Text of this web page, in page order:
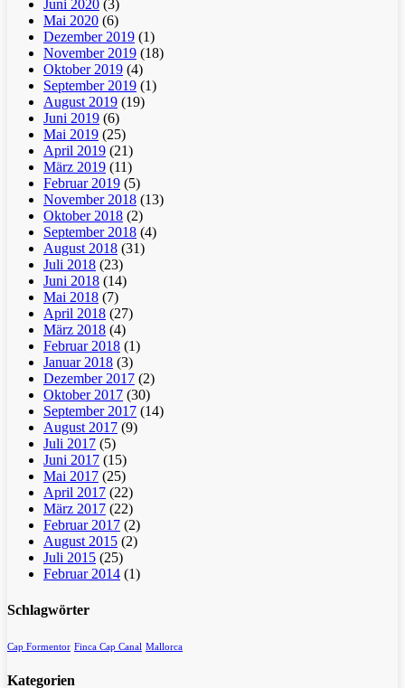
Juni 2020 (3)
Mai 2020 (6)
Dezember 2019 (1)
November 2019 (18)
Oktober 2019 (4)
September 2019 (1)
August 2019 (19)
Juni 2019 (6)
Mai 2019 (25)
April 2019 (21)
März 2019 (11)
Februar 2019 (5)
November 2018 (13)
Oktober 2018 (2)
September 2018 (4)
August 2018 (31)
Juli 2018 (23)
Juni 2018 (14)
Mai 2018 (7)
April 2018 (27)
März 2018 (4)
Februar 2018 (1)
Januar 2018 (3)
Dezember 2017 (2)
Oktober 2017 (30)
September 2017 (14)
August 2017 (9)
Juli 2017 (5)
Juni 2017 (15)
Mai 2017 (25)
April 2017 (22)
März 2017 (22)
Februar 2017 (2)
August 2015 (2)
Juli 2015 (25)
Februar 2014 (1)
Schlagwörter
Cap Formentor Finca Cap Canal Mallorca
Kategorien